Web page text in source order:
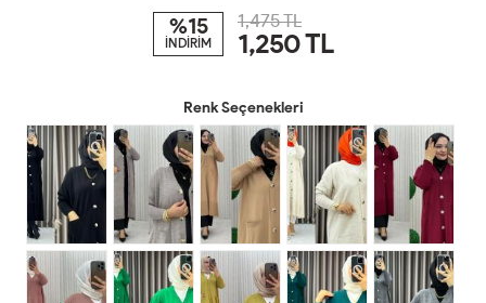
%15
İNDİRİM
1,475 TL
1,250TL
Renk Seçenekleri